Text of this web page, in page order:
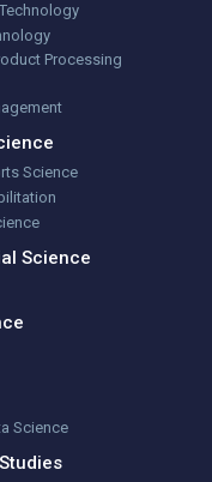
Processing
Science
Science
Science